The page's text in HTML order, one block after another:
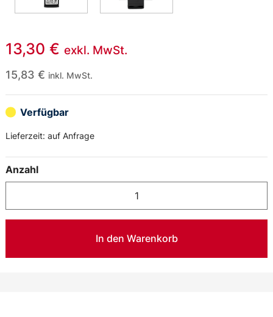
13,30 € exkl. MwSt.
15,83 € inkl. MwSt.
Verfügbar
Lieferzeit: auf Anfrage
Anzahl
In den Warenkorb